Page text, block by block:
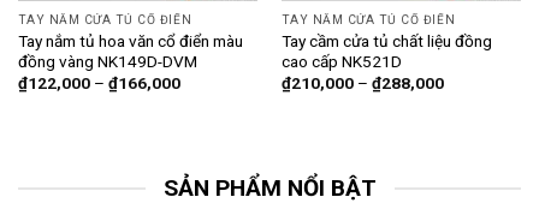
TAY NẮM CỬA TỦ CỔ ĐIỂN
Tay nắm tủ hoa văn cổ điển màu
đồng vàng NK149D-DVM
₫122,000– ₫166,000
TAY NẮM CỬA TỦ CỔ ĐIỂN
Tay cầm cửa tủ chất liệu đồng
cao cấp NK521D
₫210,000– ₫288,000
SẢN PHẨM NỔI BẬT